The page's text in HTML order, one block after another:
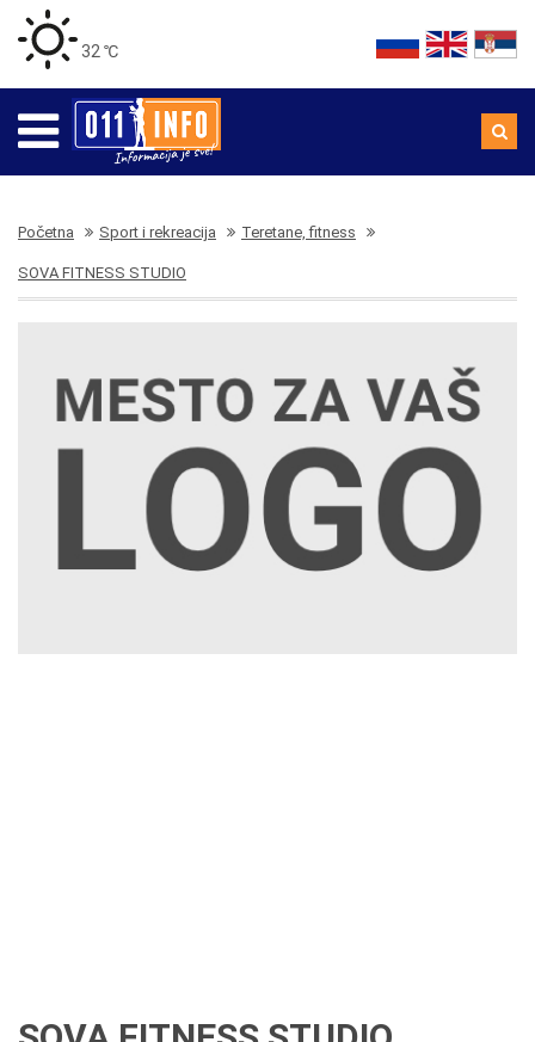
32 ℃
Početna Sport i rekreacija Teretane, fitness
SOVA FITNESS STUDIO